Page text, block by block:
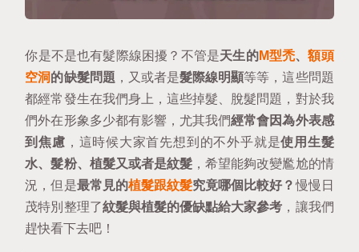
你是不是也有髮際線困擾？不管是天生的M型禿、額頭
空洞的缺髮問題 ，又或者是髮際線明顯等等，這些問題
都經常發生在我們身上，這些掉髮、脫髮問題，對於我
們外在形象多少都有影響，尤其我們經常會因為外表感
到焦慮 ，這時候大家首先想到的不外乎就是使用生髮
水、髮粉、植髮又或者是紋髮 ，希望能夠改變尷尬的情
況，但是最常見的植髮跟紋髮究竟哪個比較好？慢慢日
茂特別整理了紋髮與植髮的優缺點給大家參考 ，讓我們
趕快看下去吧！